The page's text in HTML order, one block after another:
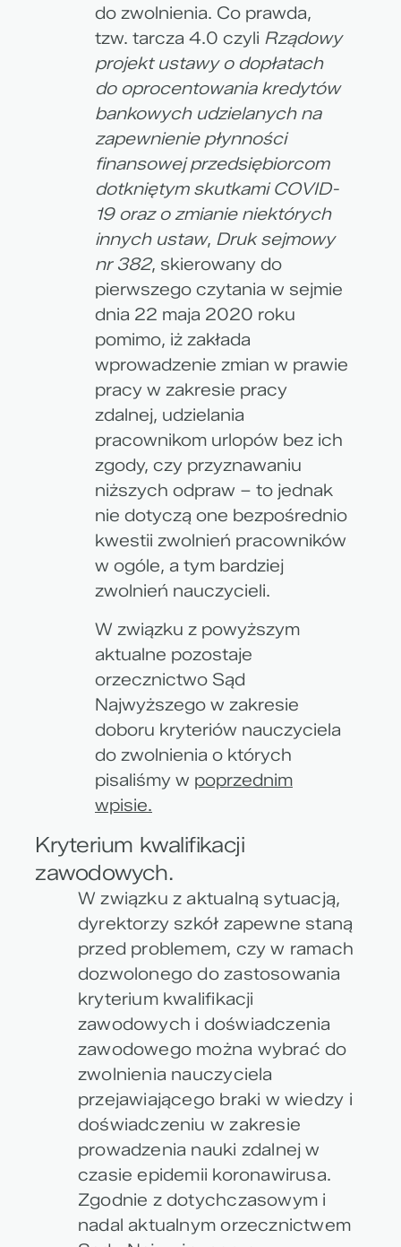
do zwolnienia. Co prawda,
tzw. tarcza 4.0 czyli Rządowy
projekt ustawy o dopłatach
do oprocentowania kredytów
bankowych udzielanych na
zapewnienie płynności
finansowej przedsiębiorcom
dotkniętym skutkami COVID-
19 oraz o zmianie niektórych
innych ustaw, Druk sejmowy
nr 382, skierowany do
pierwszego czytania w sejmie
dnia 22 maja 2020 roku
pomimo, iż zakłada
wprowadzenie zmian w prawie
pracy w zakresie pracy
zdalnej, udzielania
pracownikom urlopów bez ich
zgody, czy przyznawaniu
niższych odpraw – to jednak
nie dotyczą one bezpośrednio
kwestii zwolnień pracowników
w ogóle, a tym bardziej
zwolnień nauczycieli.
W związku z powyższym
aktualne pozostaje
orzecznictwo Sąd
Najwyższego w zakresie
doboru kryteriów nauczyciela
do zwolnienia o których
pisaliśmy w poprzednim
wpisie.
Kryterium kwalifikacji
zawodowych.
W związku z aktualną sytuacją,
dyrektorzy szkół zapewne staną
przed problemem, czy w ramach
dozwolonego do zastosowania
kryterium kwalifikacji
zawodowych i doświadczenia
zawodowego można wybrać do
zwolnienia nauczyciela
przejawiającego braki w wiedzy i
doświadczeniu w zakresie
prowadzenia nauki zdalnej w
czasie epidemii koronawirusa.
Zgodnie z dotychczasowym i
nadal aktualnym orzecznictwem